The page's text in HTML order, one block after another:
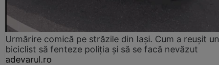
Urmărire comică pe străzile din Iași. Cum a reușit un
biciclist să fenteze poliția și să se facă nevăzut
adevarul.ro